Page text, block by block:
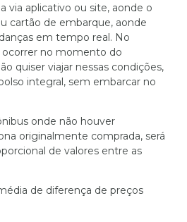
via aplicativo ou site, aonde o
cartão de embarque, aonde
em tempo real. No
no momento do
quiser viajar nessas condições,
integral, sem embarcar no
onde não houver
originalmente comprada, será
de valores entre as
de diferença de preços